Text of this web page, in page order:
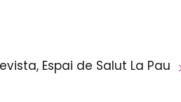
Espai de Salut La Pau